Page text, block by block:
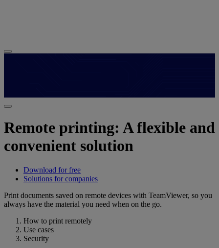
Remote printing: A flexible and
convenient solution
Download for free
Solutions for companies
Print documents saved on remote devices with TeamViewer, so you
always have the material you need when on the go.
How to print remotely
Use cases
Security